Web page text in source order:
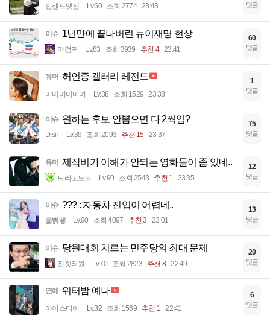
빈센트멧젠 Lv.60 조회 2774 23:43 댓글
이슈 1년만에 끝나버린 뉴이재명 현상
마검귀 Lv.83 조회 3939 추천 4 23:41
60
댓글
유머 허언증 갤러리 레전드
머머머머머며 Lv.38 조회 1529 23:38
1
댓글
이슈 원하는 후보 안뽑으면 다 2찍임?
Disifi Lv.39 조회 2093 추천 15 23:37
75
댓글
유머 제작비가 이해가 안되는 영화들이 좀 있네..
드라고노브 Lv.90 조회 2543 추천 1 23:35
12
댓글
이슈 ??? : 자동차 진입이 어렵네..
꿻뻵뗗 Lv.90 조회 4097 추천 3 23:01
13
댓글
이슈 당원대회 치르는 민주당의 최대 문제
진겟타원 Lv.70 조회 2823 추천 8 22:49
20
댓글
연예 워터밤 예나
아이스티이 Lv.32 조회 1569 추천 1 22:41
6
댓글